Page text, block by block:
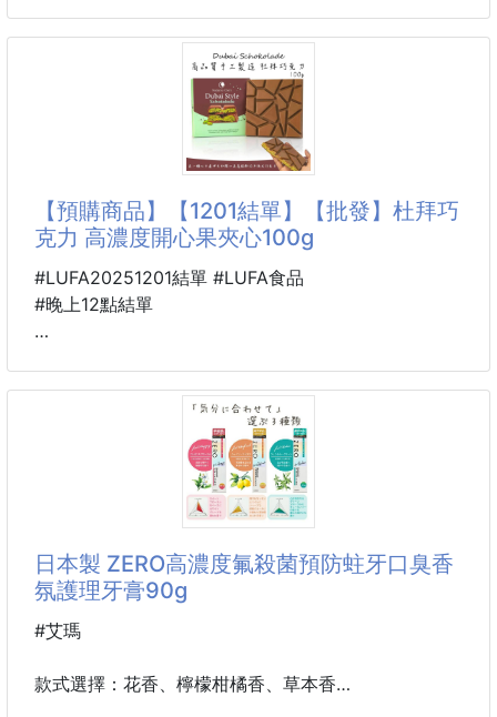
有人說他是濃巧克力中的天王
更何況這次巧克力濃度升級⬆️，
喝起來更加濃郁、更加香醇💯💯
㊙️也可以把巧克力粉混在麵糰中，可製作成美味的巧
當
⬇️⬇️⬇️⬇️⬇️⬇️⬇️⬇️⬇️⬇️⬇️⬇️⬇️
🔥日本樂天護膚品銷售第一名🔥
👩‍⚕️日本原創微膠囊封存技術
只需輕輕一抹💧即可感受膠囊爆破的瞬效滲透
全面修復，打造淨透水光肌✨✨
👉裡面的膠囊顆粒很容易化開，吸收快速❗❗讓肌膚
✅一瓶改善毛孔、膚質、暗沉等問題
✅活性維生素C➕嚴選4種誘導體
✅添加11種護膚成分，強效修護💪
💛將多種有效美容成分濃縮於「微膠囊」
💛含有活性維生素C、高濃度蝦紅素、穀胱
【預購商品】【1201結單】【批發】杜拜巧
克力 高濃度開心果夾心100g
#LUFA20251201結單 #LUFA食品
#晚上12點結單
巧克力 高濃度開心果夾心
😋 IG最紅的巧克力 ❗❗❗ 令人難忘的味覺體驗
夠罪惡！🤣
👉 沒吃過你就落伍啦~~~ 快來體驗杜拜風味巧克力的
獨特口味，上等巧克力與奢華的開心果餡料以及酥脆的
日本製 ZERO高濃度氟殺菌預防蛀牙口臭香
氛護理牙膏90g
#艾瑪
款式選擇：花香、檸檬柑橘香、草本香